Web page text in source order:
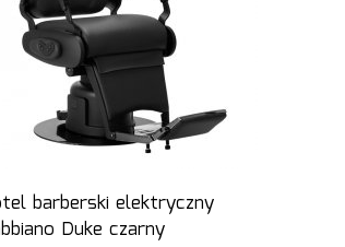
barberski elektryczny
Duke czarny